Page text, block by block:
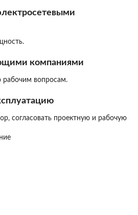
компаниями
рабочим вопросам.
согласовать проектную и рабочую